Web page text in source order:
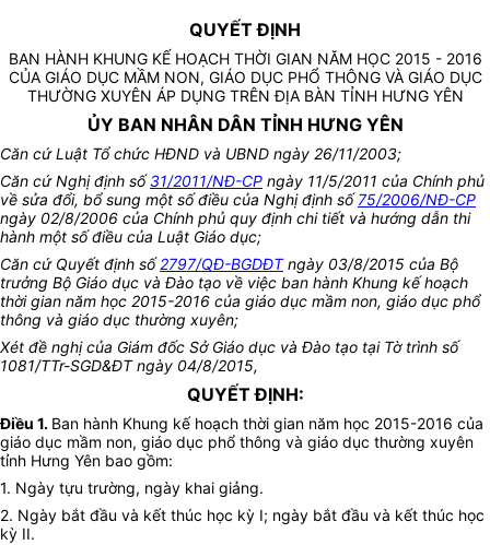
QUYẾT ĐỊNH
BAN HÀNH KHUNG KẾ HOẠCH THỜI GIAN NĂM HỌC 2015 - 2016
CỦA GIÁO DỤC MẦM NON, GIÁO DỤC PHỔ THÔNG VÀ GIÁO DỤC
THƯỜNG XUYÊN ÁP DỤNG TRÊN ĐỊA BÀN TỈNH HƯNG YÊN
ỦY BAN NHÂN DÂN TỈNH HƯNG YÊN
Căn cứ Luật Tổ chức HĐND và UBND ngày 26/11/2003;
Căn cứ Nghị định số31/2011/NĐ-CP ngày 11/5/2011 của Chính phủ
về sửa đổi, bổ sung một số điều của Nghị định số75/2006/NĐ-CP
ngày 02/8/2006 của Chính phủ quy định chi tiết và hướng dẫn thi
hành một số điều của Luật Giáo dục;
Căn cứ Quyết định số2797/QĐ-BGDĐTngày 03/8/2015 của Bộ
trưởng Bộ Giáo dục và Đào tạo về việc ban hành Khung kế hoạch
thời gian năm học 2015-2016 của giáo dục mầm non, giáo dục phổ
thông và giáo dục thường xuyên;
Xét đề nghị của Giám đốc Sở Giáo dục và Đào tạo tại Tờ trình số
1081/TTr-SGD&ĐT ngày 04/8/2015,
QUYẾT ĐỊNH:
Điều 1. Ban hành Khung kế hoạch thời gian năm học 2015-2016 của
giáo dục mầm non, giáo dục phổ thông và giáo dục thường xuyên
tỉnh Hưng Yên bao gồm:
1. Ngày tựu trường, ngày khai giảng.
2. Ngày bắt đầu và kết thúc học kỳ I; ngày bắt đầu và kết thúc học
kỳ II.